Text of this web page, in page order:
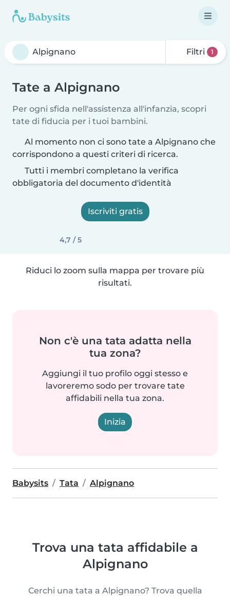
Filtri 1
Tate a Alpignano
Per ogni sfida nell'assistenza all'infanzia, scopri
tate di fiducia per i tuoi bambini.
Al momento non ci sono tate a Alpignano che
corrispondono a questi criteri di ricerca.
Tutti i membri completano la verifica
obbligatoria del documento d'identità
Iscriviti gratis
4,7 / 5
Riduci lo zoom sulla mappa per trovare più
risultati.
Non c'è una tata adatta nella
tua zona?
Aggiungi il tuo profilo oggi stesso e
lavoreremo sodo per trovare tate
affidabili nella tua zona.
Inizia
Babysits Tata Alpignano
Trova una tata affidabile a
Alpignano
Cerchi una tata a Alpignano? Trova quella